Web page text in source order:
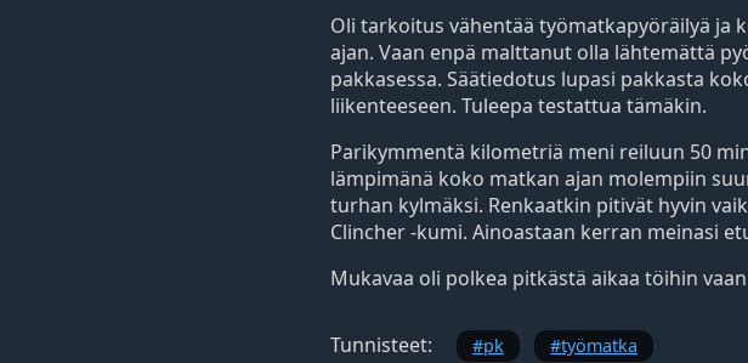
Oli tarkoitus vähentää työmatkapyöräilyä ja
ajan. Vaan enpä malttanut olla lähtemättä
pakkasessa. Säätiedotus lupasi pakkasta
liikenteeseen. Tuleepa testattua tämäkin.
Parikymmentä kilometriä meni reiluun 50
lämpimänä koko matkan ajan molempiin
turhan kylmäksi. Renkaatkin pitivät hyvin
Clincher -kumi. Ainoastaan kerran meinasi
Mukavaa oli polkea pitkästä aikaa töihin
Tunnisteet: pk työmatka